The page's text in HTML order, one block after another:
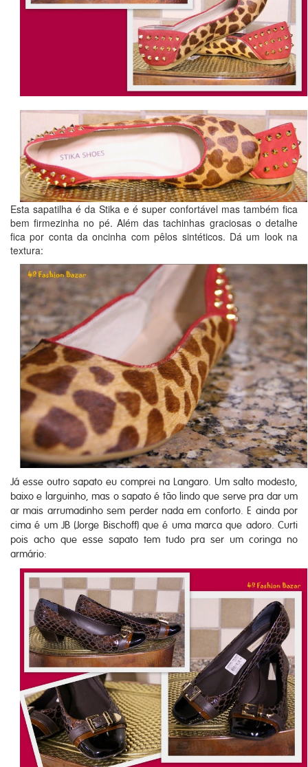
Esta sapatilha é da Stika e é super confortável mas também fica
bem firmezinha no pé. Além das tachinhas graciosas o detalhe
fica por conta da oncinha com pêlos sintéticos. Dá um look na
textura:
Já esse outro sapato eu comprei na Langaro. Um salto modesto,
baixo e larguinho, mas o sapato é tão lindo que serve pra dar um
ar mais arrumadinho sem perder nada em conforto. E ainda por
cima é um JB (Jorge Bischoff) que é uma marca que adoro. Curti
pois acho que esse sapato tem tudo pra ser um coringa no
armário: